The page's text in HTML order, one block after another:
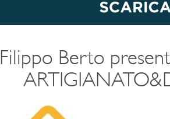
Filippo Berto